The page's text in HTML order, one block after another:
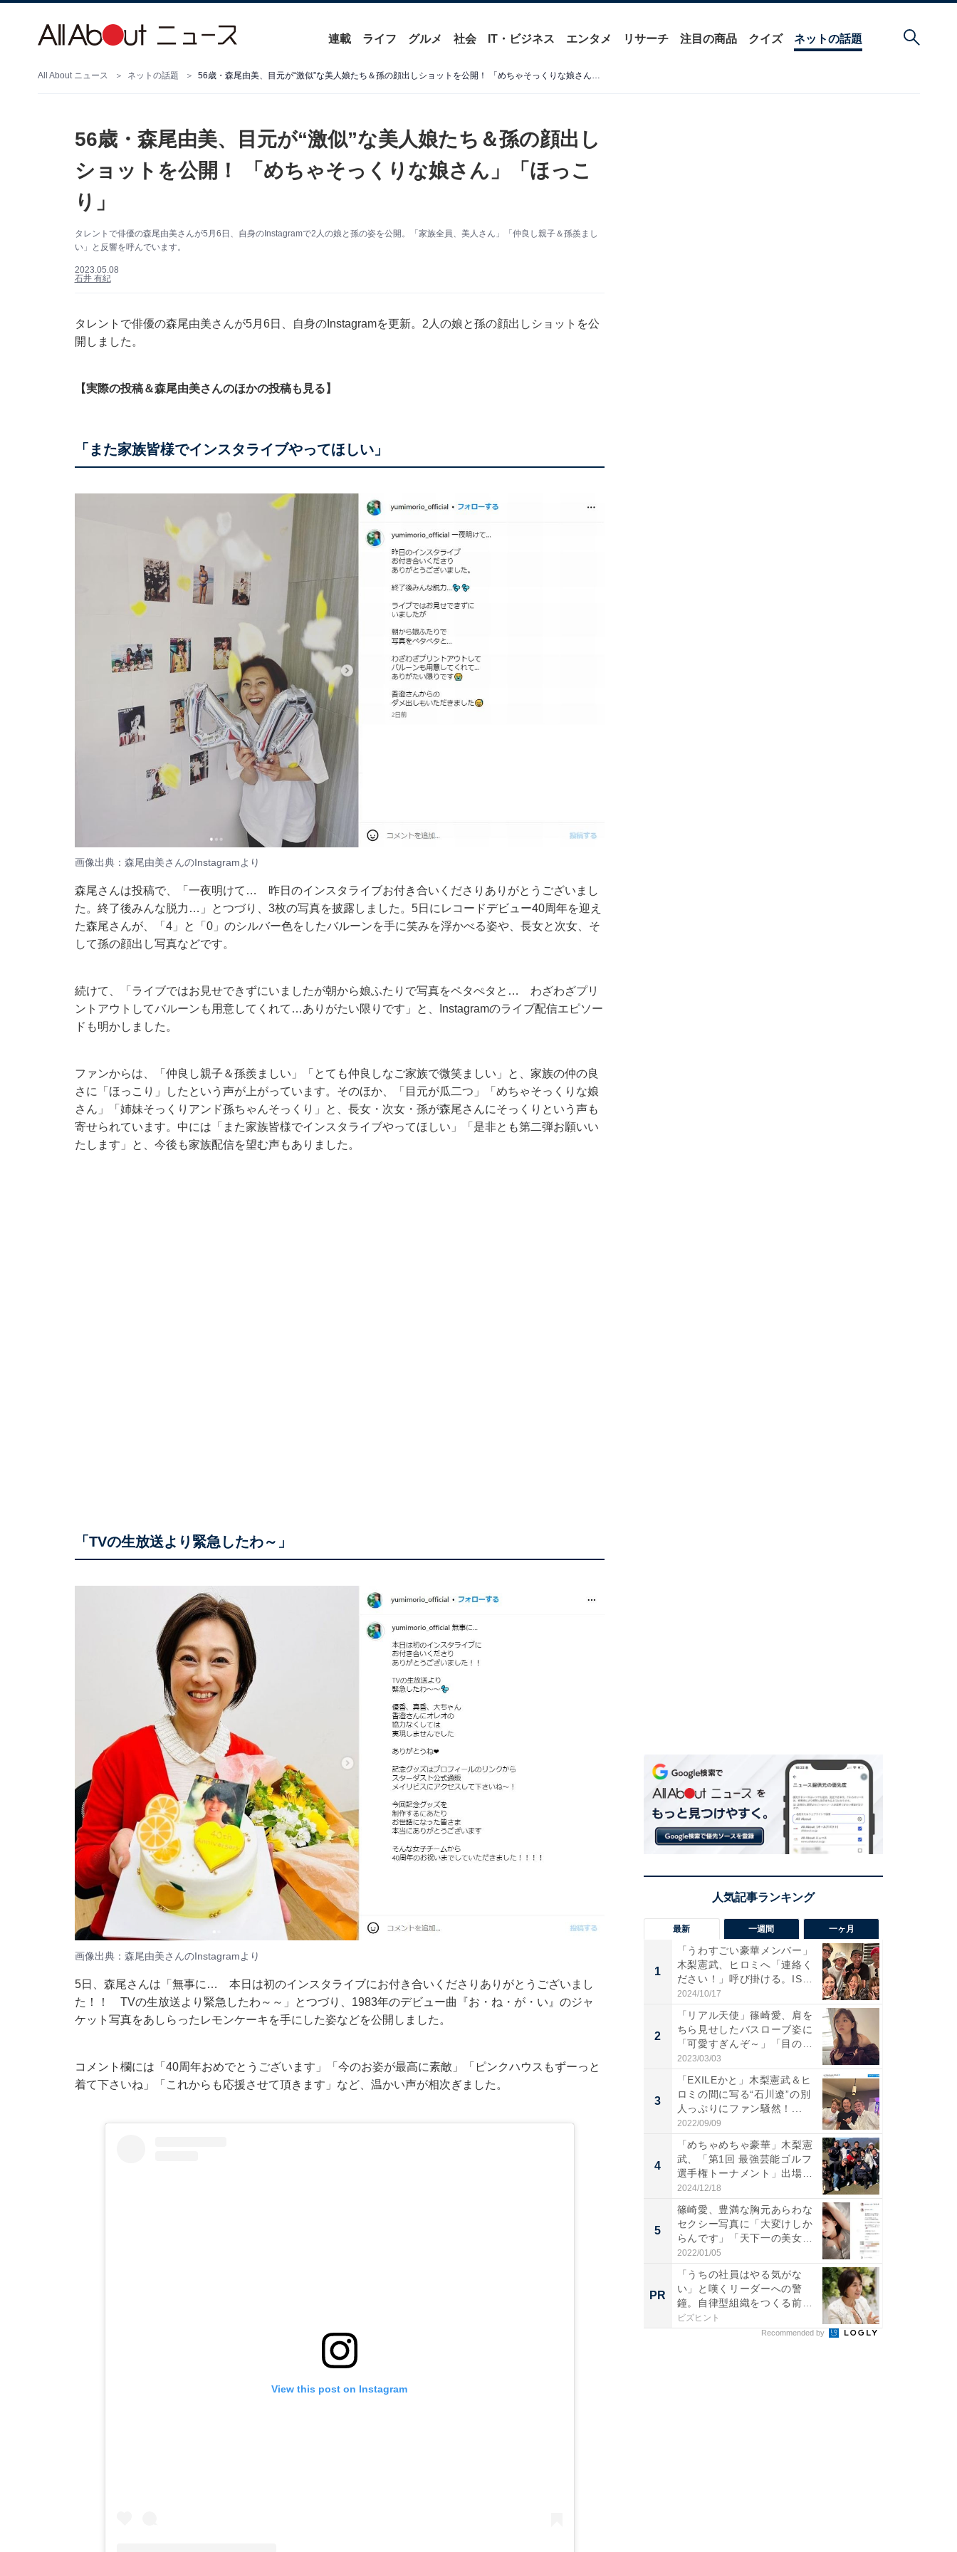
連載 ライフ グルメ 社会 IT・ビジネス エンタメ リサーチ 注目の商品 クイズ ネットの話題
All About ニュース ネットの話題 56歳・森尾由美、目元が“激似”な美人娘たち＆孫の顔出しショットを公開！ 「めちゃそっくりな娘さん」「ほっこり」
56歳・森尾由美、目元が“激似”な美人娘たち＆孫の顔出し
ショットを公開！ 「めちゃそっくりな娘さん」「ほっこ
り」
タレントで俳優の森尾由美さんが5月6日、自身のInstagramで2人の娘と孫の姿を公開。「家族全員、美人さん」「仲良し親子＆孫羨まし
い」と反響を呼んでいます。
2023.05.08
石井 有紀
タレントで俳優の森尾由美さんが5月6日、自身のInstagramを更新。2人の娘と孫の顔出しショットを公
開しました。
【実際の投稿＆森尾由美さんのほかの投稿も見る】
「また家族皆様でインスタライブやってほしい」
画像出典：森尾由美さんのInstagramより
森尾さんは投稿で、「一夜明けて… 昨日のインスタライブお付き合いくださりありがとうございまし
た。終了後みんな脱力…」とつづり、3枚の写真を披露しました。5日にレコードデビュー40周年を迎え
た森尾さんが、「4」と「0」のシルバー色をしたバルーンを手に笑みを浮かべる姿や、長女と次女、そ
して孫の顔出し写真などです。
続けて、「ライブではお見せできずにいましたが朝から娘ふたりで写真をペタぺタと… わざわざプリ
ントアウトしてバルーンも用意してくれて…ありがたい限りです」と、Instagramのライブ配信エピソー
ドも明かしました。
ファンからは、「仲良し親子＆孫羨ましい」「とても仲良しなご家族で微笑ましい」と、家族の仲の良
さに「ほっこり」したという声が上がっています。そのほか、「目元が瓜二つ」「めちゃそっくりな娘
さん」「姉妹そっくりアンド孫ちゃんそっくり」と、長女・次女・孫が森尾さんにそっくりという声も
寄せられています。中には「また家族皆様でインスタライブやってほしい」「是非とも第二弾お願いい
たします」と、今後も家族配信を望む声もありました。
「TVの生放送より緊急したわ～」
画像出典：森尾由美さんのInstagramより
5日、森尾さんは「無事に… 本日は初のインスタライブにお付き合いくださりありがとうございまし
た！！ TVの生放送より緊急したわ～～」とつづり、1983年のデビュー曲『お・ね・が・い』のジャ
ケット写真をあしらったレモンケーキを手にした姿などを公開しました。
コメント欄には「40周年おめでとうございます」「今のお姿が最高に素敵」「ピンクハウスもずーっと
着て下さいね」「これからも応援させて頂きます」など、温かい声が相次ぎました。
View this post on Instagram
最新 一週間 一ヶ月
1
「うわすごい豪華メンバー」
木梨憲武、ヒロミへ「連絡く
ださい！」呼び掛ける。IS
S...
2024/10/17
2
「リアル天使」篠崎愛、肩を
ちら見せしたバスローブ姿に
「可愛すぎんぞ～」「目の表
情...
2023/03/03
3
「EXILEかと」木梨憲武＆ヒ
ロミの間に写る“石川遼”の別
人っぷりにファン騒然！...
2022/09/09
4
「めちゃめちゃ豪華」木梨憲
武、「第1回 最強芸能ゴルフ
選手権トーナメント」出場
メ...
2024/12/18
5
篠崎愛、豊満な胸元あらわな
セクシー写真に「大変けしか
らんです」「天下一の美女で
す...
2022/01/05
PR
「うちの社員はやる気がな
い」と嘆くリーダーへの警
鐘。自律型組織をつくる前に
外せな...
ビズヒント
Recommended by